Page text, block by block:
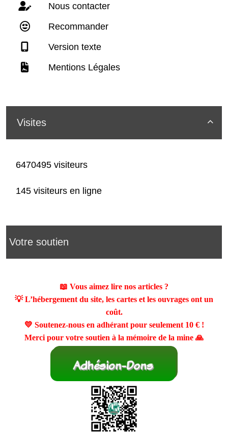
Nous contacter
Recommander
Version texte
Mentions Légales

Visites
6470495 visiteurs
145 visiteurs en ligne
Votre soutien
📖 Vous aimez lire nos articles ?
💡 L’hébergement du site, les cartes et les ouvrages ont un
coût.
💛 Soutenez-nous en adhérant pour seulement 10 €!
Merci pour votre soutien à la mémoire de la mine 🙏